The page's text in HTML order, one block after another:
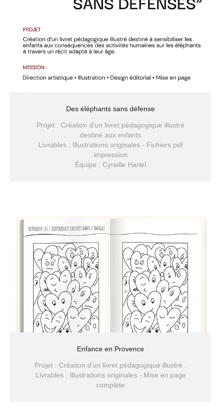
Des éléphants sans défense
Projet : Création d’un livret pédagogique illustré
destiné aux enfants
Livrables : Illustrations originales - Fichiers pdf
impression
Équipe : Cyrielle Hariel
Enfance en Provence
Projet : Création d’un livret pédagogique illustré .
Livrables : Illustrations originales - Mise en page
complète